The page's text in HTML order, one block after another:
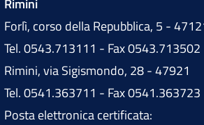
Rimini
Forlì, corso della Repubblica, 5 -
Tel. 0543.713111 - Fax 0543.713502
Rimini, via Sigismondo, 28 - 47921
Tel. 0541.363711 - Fax 0541.363723
Posta elettronica certificata: